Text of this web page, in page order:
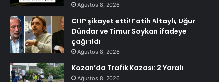
Ağustos 8, 2026
CHP şikayet etti! Fatih Altaylı, Uğur
Dündar ve Timur Soykan ifadeye
çağırıldı
Ağustos 8, 2026
Kozan’da Trafik Kazası: 2 Yaralı
Ağustos 8, 2026